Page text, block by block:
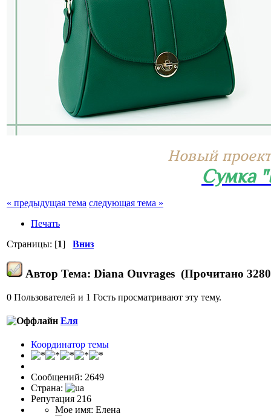
Новый
Сумка
« предыдущая тема следующая тема »
Печать
Страницы: [1] Вниз
Автор Тема: Diana Ouvrages (Прочитано
0 Пользователей и 1 Гость просматривают эту тему.
Еля
Координатор темы
Сообщений: 2649
Страна:
Репутация 216
Мое имя: Елена